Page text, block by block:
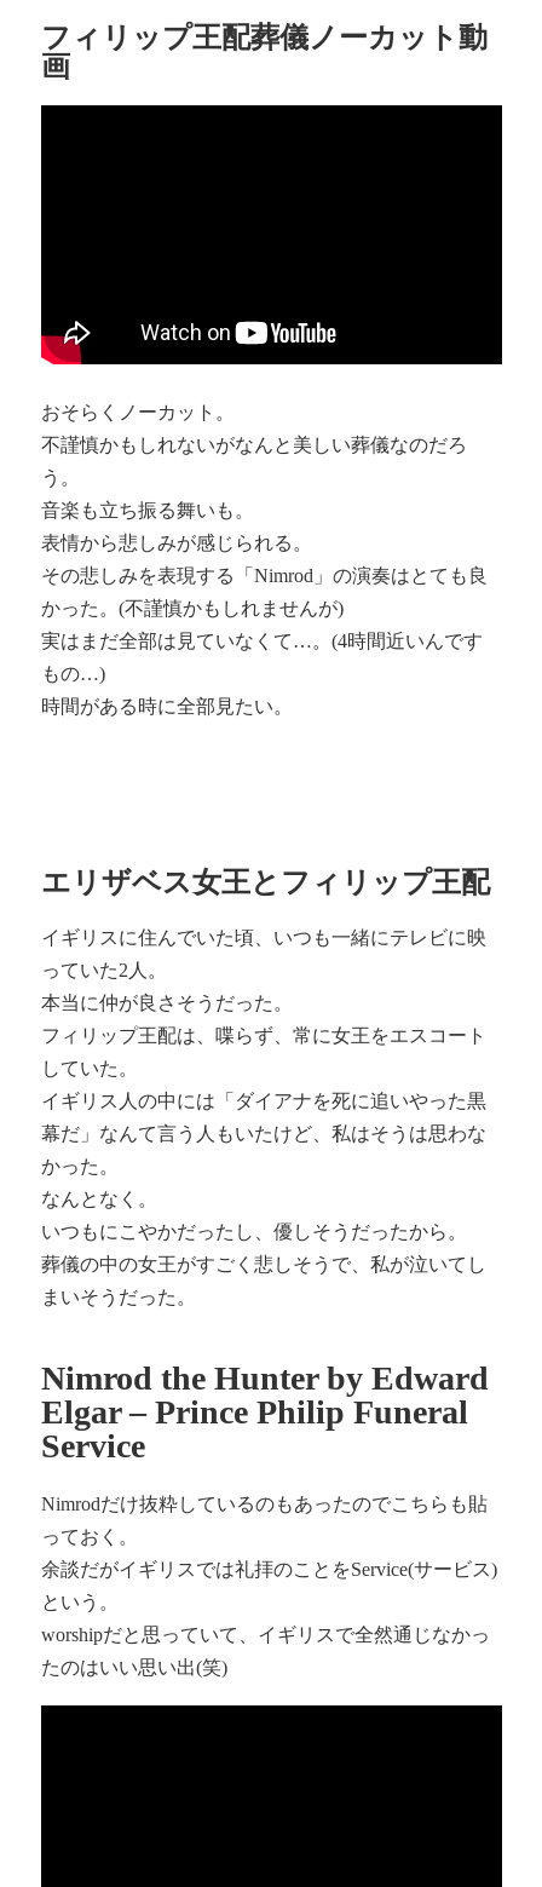
フィリップ王配葬儀ノーカット動
画
おそらくノーカット。
不謹慎かもしれないがなんと美しい葬儀なのだろ
う。
音楽も立ち振る舞いも。
表情から悲しみが感じられる。
その悲しみを表現する「 Nimrod 」の演奏はとても良
かった。(不謹慎かもしれませんが)
実はまだ全部は見ていなくて…。(4時間近いんです
もの…)
時間がある時に全部見たい。
エリザベス女王とフィリップ王配
イギリスに住んでいた頃、いつも一緒にテレビに映
っていた2人。
本当に仲が良さそうだった。
フィリップ王配は、喋らず、常に女王をエスコート
していた。
イギリス人の中には「ダイアナを死に追いやった黒
幕だ」なんて言う人もいたけど、私はそうは思わな
かった。
なんとなく。
いつもにこやかだったし、優しそうだったから。
葬儀の中の女王がすごく悲しそうで、私が泣いてし
まいそうだった。
Nimrod the Hunter by Edward
Elgar – Prince Philip Funeral
Service
Nimrodだけ抜粋しているのもあったのでこちらも貼
っておく。
余談だがイギリスでは礼拝のことをService(サービス)
という。
worshipだと思っていて、イギリスで全然通じなかっ
たのはいい思い出(笑)